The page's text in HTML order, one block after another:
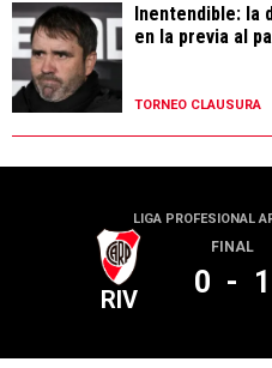
Inentendible: la
en la previa al
TORNEO CLAUSURA
LIGA PROFESIONAL
RIV
FINAL
0 - 1